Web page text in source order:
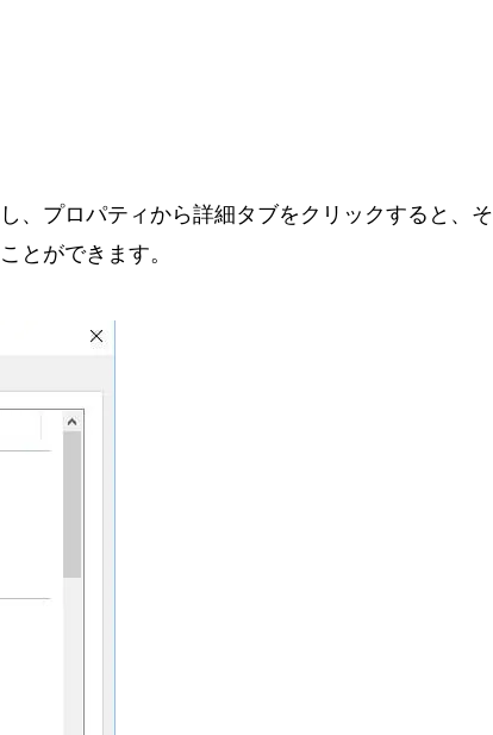
、プロパティから詳細タブをクリックすると、そ
とができます。